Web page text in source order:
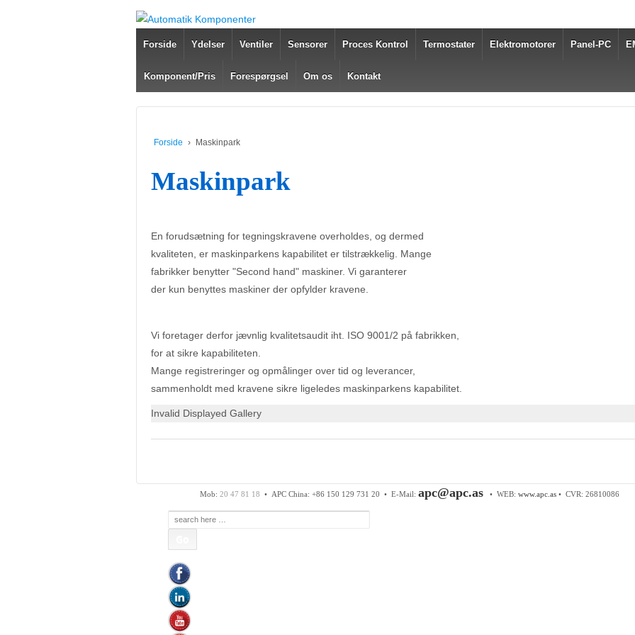
Forside Ydelser Ventiler Sensorer Proces Kontrol Termostater Elektromotorer Panel-PC
Komponent/Pris Forespørgsel Om os Kontakt
Forside › Maskinpark
Maskinpark
En forudsætning for tegningskravene overholdes, og dermed
kvaliteten, er maskinparkens kapabilitet er tilstrækkelig. Mange
fabrikker benytter "Second hand" maskiner. Vi garanterer
der kun benyttes maskiner der opfylder kravene.
Vi foretager derfor jævnlig kvalitetsaudit iht. ISO 9001/2 på fabrikken,
for at sikre kapabiliteten.
Mange registreringer og opmålinger over tid og leverancer,
sammenholdt med kravene sikre ligeledes maskinparkens kapabilitet.
Invalid Displayed Gallery
Mob: 20 47 81 18 • APC China: +86 150 129 731 20 • E-Mail: apc@apc.as • WEB: www.apc.as • CVR: 26810086